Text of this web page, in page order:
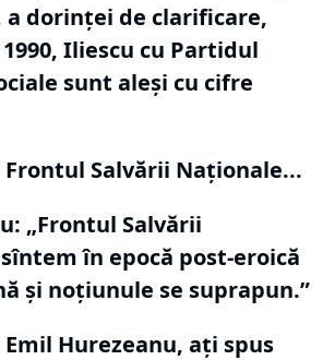
dorinței de clarificare,
Iliescu cu Partidul
sunt aleși cu cifre
Frontul Salvării Naționale...
„Frontul Salvării
în epocă post-eroică
și noțiunule se suprapun.”
Hurezeanu, ați spus